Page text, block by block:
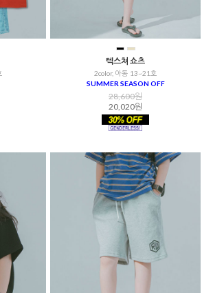
텍스쳐 쇼츠
2color, 아동 13~21호
SUMMER SEASON OFF
28,600원
20,020원